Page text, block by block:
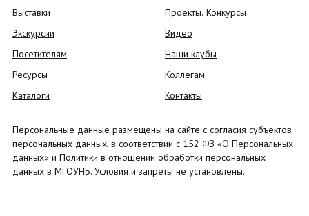
Выставки
Экскурсии
Посетителям
Ресурсы
Каталоги
Проекты. Конкурсы
Видео
Наши клубы
Коллегам
Контакты
Персональные данные размещены на сайте с согласия субъектов
персональных данных, в соответствии с 152 ФЗ «О Персональных
данных» и Политики в отношении обработки персональных
данных в МГОУНБ. Условия и запреты не установлены.